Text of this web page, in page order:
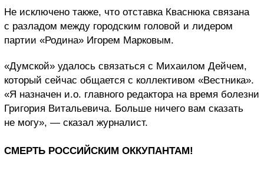
Не исключено также, что отставка Кваснюка связана
с разладом между городским головой и лидером
партии «Родина» Игорем Марковым.
«Думской» удалось связаться с Михаилом Дейчем,
который сейчас общается с коллективом «Вестника».
«Я назначен и.о. главного редактора на время болезни
Григория Витальевича. Больше ничего вам сказать
не могу», — сказал журналист.
СМЕРТЬ РОССИЙСКИМ ОККУПАНТАМ!